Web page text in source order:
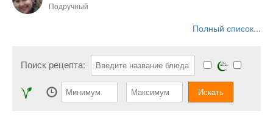
Подручный
Полный список...
Поиск рецепта: